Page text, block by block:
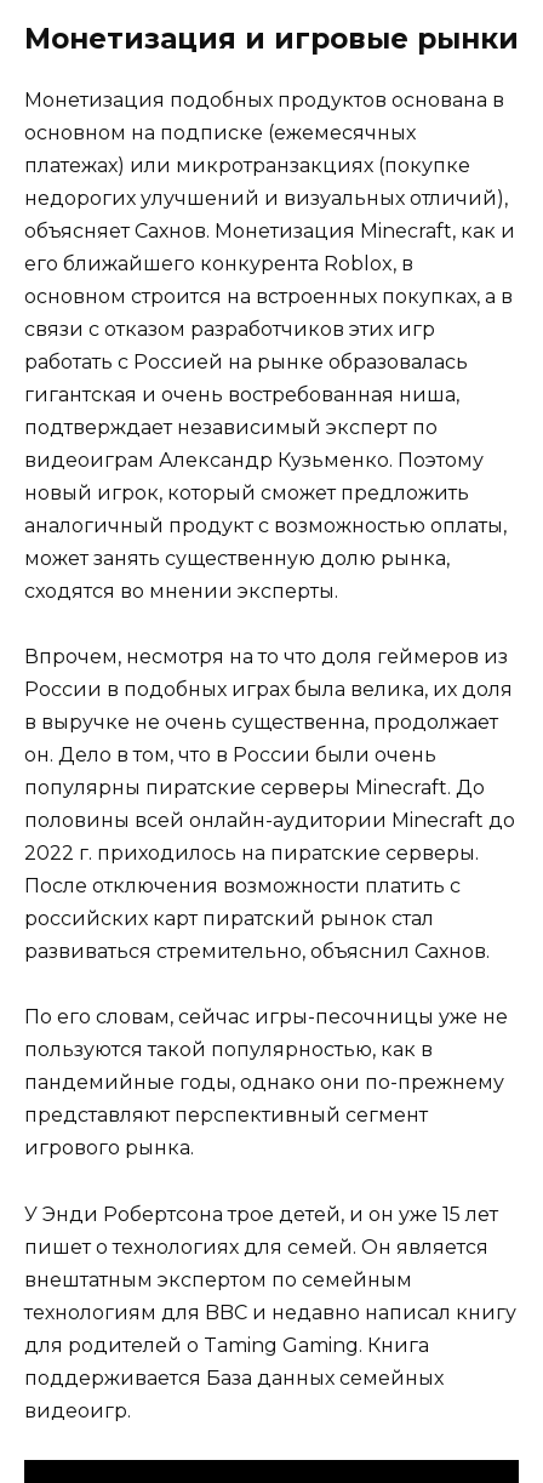
Монетизация и игровые рынки
Монетизация подобных продуктов основана в
основном на подписке (ежемесячных
платежах) или микротранзакциях (покупке
недорогих улучшений и визуальных отличий),
объясняет Сахнов. Монетизация Minecraft, как и
его ближайшего конкурента Roblox, в
основном строится на встроенных покупках, а в
связи с отказом разработчиков этих игр
работать с Россией на рынке образовалась
гигантская и очень востребованная ниша,
подтверждает независимый эксперт по
видеоиграм Александр Кузьменко. Поэтому
новый игрок, который сможет предложить
аналогичный продукт с возможностью оплаты,
может занять существенную долю рынка,
сходятся во мнении эксперты.
Впрочем, несмотря на то что доля геймеров из
России в подобных играх была велика, их доля
в выручке не очень существенна, продолжает
он. Дело в том, что в России были очень
популярны пиратские серверы Minecraft. До
половины всей онлайн-аудитории Minecraft до
2022 г. приходилось на пиратские серверы.
После отключения возможности платить с
российских карт пиратский рынок стал
развиваться стремительно, объяснил Сахнов.
По его словам, сейчас игры-песочницы уже не
пользуются такой популярностью, как в
пандемийные годы, однако они по-прежнему
представляют перспективный сегмент
игрового рынка.
У Энди Робертсона трое детей, и он уже 15 лет
пишет о технологиях для семей. Он является
внештатным экспертом по семейным
технологиям для BBC и недавно написал книгу
для родителей о Taming Gaming. Книга
поддерживается База данных семейных
видеоигр.